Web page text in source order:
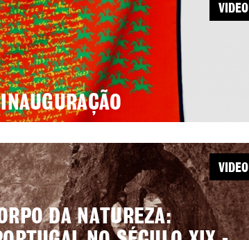
VIDEO
DA NATUREZA:
VIDEO